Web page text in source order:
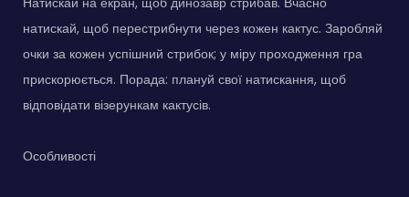
натискай, щоб перестрибнути через кожен кактус. Заробляй
очки за кожен успішний стрибок; у міру проходження гра
прискорюється. Порада: плануй свої натискання, щоб
відповідати візерункам кактусів.
Особливості